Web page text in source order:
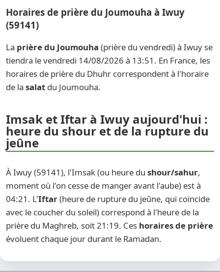
Horaires de prière du Joumouha à Iwuy
(59141)
La prière du Joumouha (prière du vendredi) à Iwuy se
tiendra le vendredi 14/08/2026 à 13:51. En France, les
horaires de prière du Dhuhr correspondent à l'horaire
de la salat du Joumouha.
Imsak et Iftar à Iwuy aujourd'hui :
heure du shour et de la rupture du
jeûne
À Iwuy (59141), l'Imsak (ou heure du shour/sahur,
moment où l'on cesse de manger avant l'aube) est à
04:21. L'Iftar(heure de rupture du jeûne, qui coïncide
avec le coucher du soleil) correspond à l'heure de la
prière du Maghreb, soit 21:19. Ces horaires de prière
évoluent chaque jour durant le Ramadan.